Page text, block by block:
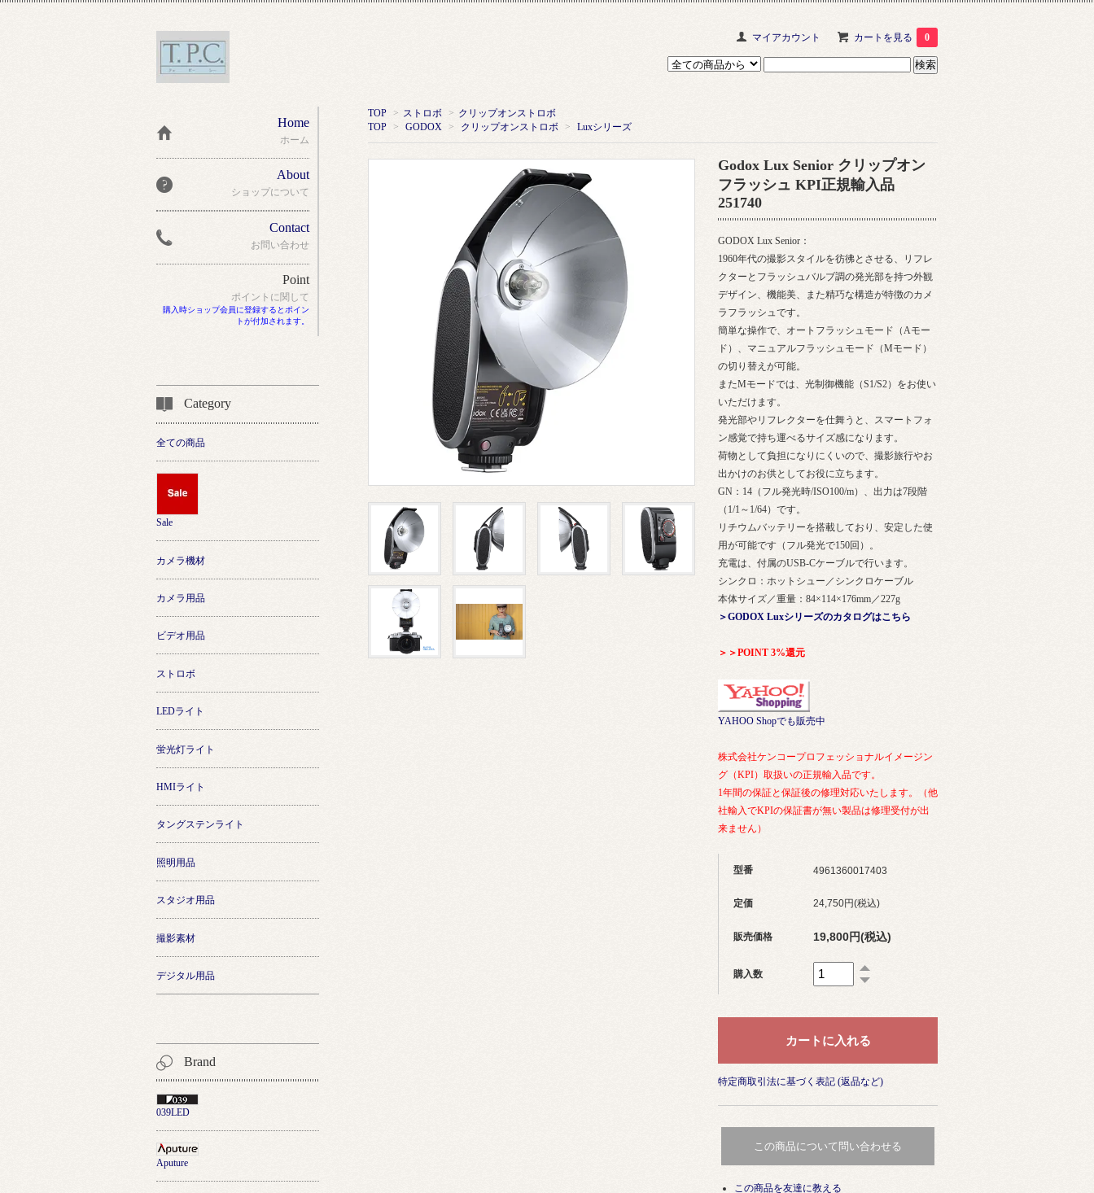
マイアカウント カートを見る 0
TOP > ストロボ > クリップオンストロボ
TOP
> GODOX > クリップオンストロボ > Luxシリーズ
Godox Lux Senior クリップオン
フラッシュ KPI正規輸入品
251740
GODOX Lux Senior：
1960年代の撮影スタイルを彷彿とさせる、リフレ
クターとフラッシュバルブ調の発光部を持つ外観
デザイン、機能美、また精巧な構造が特徴のカメ
ラフラッシュです。
簡単な操作で、オートフラッシュモード（Aモー
ド）、マニュアルフラッシュモード（Mモード）
の切り替えが可能。
またMモードでは、光制御機能（S1/S2）をお使い
いただけます。
発光部やリフレクターを仕舞うと、スマートフォ
ン感覚で持ち運べるサイズ感になります。
荷物として負担になりにくいので、撮影旅行やお
出かけのお供としてお役に立ちます。
GN：14（フル発光時/ISO100/m）、出力は7段階
（1/1～1/64）です。
リチウムバッテリーを搭載しており、安定した使
用が可能です（フル発光で150回）。
充電は、付属のUSB-Cケーブルで行います。
シンクロ：ホットシュー／シンクロケーブル
本体サイズ／重量：84×114×176mm／227g
＞GODOX Luxシリーズのカタログはこちら
＞＞POINT 3%還元
YAHOO Shopでも販売中
株式会社ケンコープロフェッショナルイメージン
グ（KPI）取扱いの正規輸入品です。
1年間の保証と保証後の修理対応いたします。（他
社輸入でKPIの保証書が無い製品は修理受付が出
来ません）
型番 4961360017403
定価 24,750円(税込)
販売価格 19,800円(税込)
購入数
特定商取引法に基づく表記 (返品など)
この商品について問い合わせる
この商品を友達に教える
Home
ホーム
About
ショップについて
Contact
お問い合わせ
Point
ポイントに関して
購入時ショップ会員に登録するとポイン
トが付加されます。
Category
全ての商品
Sale
カメラ機材
カメラ用品
ビデオ用品
ストロボ
LEDライト
蛍光灯ライト
HMIライト
タングステンライト
照明用品
スタジオ用品
撮影素材
デジタル用品
Brand
039LED
Aputure